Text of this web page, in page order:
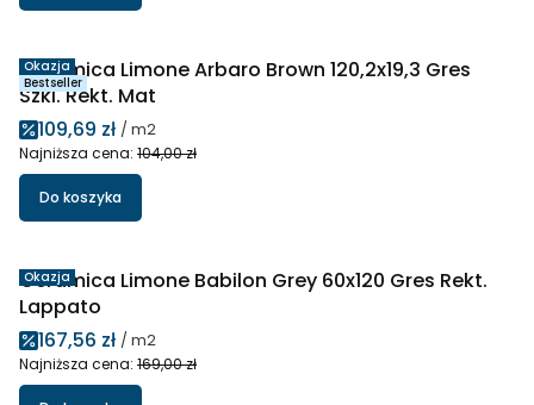
Okazja
Bestseller
Ceramica Limone Arbaro Brown 120,2x19,3 Gres
Szkl. Rekt. Mat
Cena promocyjna
109,69 zł / m2
Najniższa cena: 104,00 zł
Do koszyka
Okazja
Ceramica Limone Babilon Grey 60x120 Gres Rekt.
Lappato
Cena promocyjna
167,56 zł / m2
Najniższa cena: 169,00 zł